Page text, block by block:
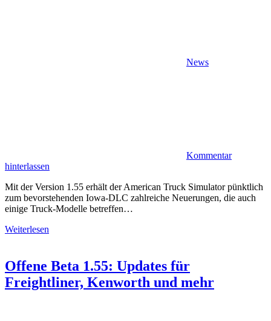
News
Kommentar
hinterlassen
Mit der Version 1.55 erhält der American Truck Simulator pünktlich
zum bevorstehenden Iowa-DLC zahlreiche Neuerungen, die auch
einige Truck-Modelle betreffen…
Weiterlesen
Offene Beta 1.55: Updates für
Freightliner, Kenworth und mehr